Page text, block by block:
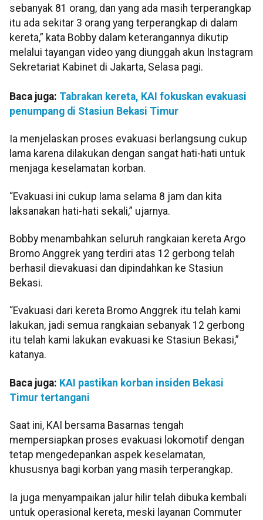
sebanyak 81 orang, dan yang ada masih terperangkap
itu ada sekitar 3 orang yang terperangkap di dalam
kereta,” kata Bobby dalam keterangannya dikutip
melalui tayangan video yang diunggah akun Instagram
Sekretariat Kabinet di Jakarta, Selasa pagi.
Baca juga: Tabrakan kereta, KAI fokuskan evakuasi
penumpang di Stasiun Bekasi Timur
Ia menjelaskan proses evakuasi berlangsung cukup
lama karena dilakukan dengan sangat hati-hati untuk
menjaga keselamatan korban.
“Evakuasi ini cukup lama selama 8 jam dan kita
laksanakan hati-hati sekali,” ujarnya.
Bobby menambahkan seluruh rangkaian kereta Argo
Bromo Anggrek yang terdiri atas 12 gerbong telah
berhasil dievakuasi dan dipindahkan ke Stasiun
Bekasi.
“Evakuasi dari kereta Bromo Anggrek itu telah kami
lakukan, jadi semua rangkaian sebanyak 12 gerbong
itu telah kami lakukan evakuasi ke Stasiun Bekasi,”
katanya.
Baca juga: KAI pastikan korban insiden Bekasi
Timur tertangani
Saat ini, KAI bersama Basarnas tengah
mempersiapkan proses evakuasi lokomotif dengan
tetap mengedepankan aspek keselamatan,
khususnya bagi korban yang masih terperangkap.
Ia juga menyampaikan jalur hilir telah dibuka kembali
untuk operasional kereta, meski layanan Commuter